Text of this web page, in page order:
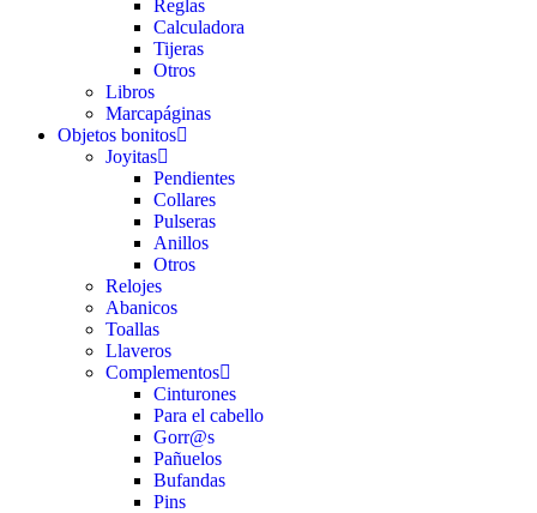
Reglas
Calculadora
Tijeras
Otros
Libros
Marcapáginas
Objetos bonitos
Joyitas
Pendientes
Collares
Pulseras
Anillos
Otros
Relojes
Abanicos
Toallas
Llaveros
Complementos
Cinturones
Para el cabello
Gorr@s
Pañuelos
Bufandas
Pins